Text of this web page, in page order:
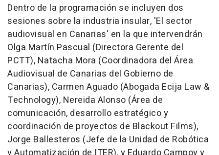
Dentro de la programación se incluyen dos
sesiones sobre la industria insular, 'El sector
audiovisual en Canarias' en la que intervendrán
Olga Martín Pascual (Directora Gerente del
PCTT), Natacha Mora (Coordinadora del Área
Audiovisual de Canarias del Gobierno de
Canarias), Carmen Aguado (Abogada Ecija Law &
Technology), Nereida Alonso (Área de
comunicación, desarrollo estratégico y
coordinación de proyectos de Blackout Films),
Jorge Ballesteros (Jefe de la Unidad de Robótica